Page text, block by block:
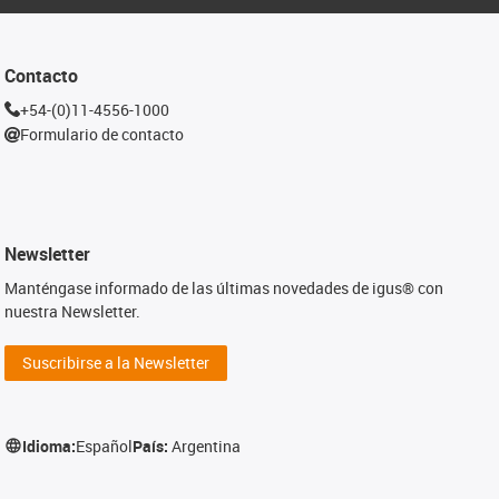
Contacto
+54-(0)11-4556-1000
Formulario de contacto
Newsletter
Manténgase informado de las últimas novedades de igus® con
nuestra Newsletter.
Suscribirse a la Newsletter
Idioma:EspañolPaís:Argentina